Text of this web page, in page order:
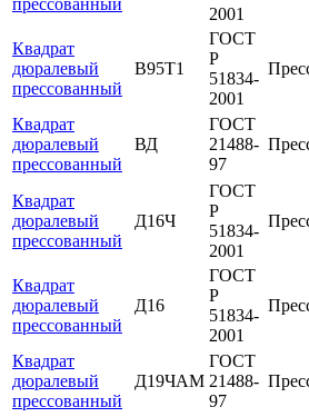
прессованный
2001
Квадрат
дюралевый
прессованный
В95Т1
ГОСТ
Р
51834-
2001
Квадрат
дюралевый
прессованный
ВД
ГОСТ
21488-
97
Квадрат
дюралевый
прессованный
Д16Ч
ГОСТ
Р
51834-
2001
Квадрат
дюралевый
прессованный
Д16
ГОСТ
Р
51834-
2001
Квадрат
дюралевый
прессованный
Д19ЧАМ
ГОСТ
21488-
97